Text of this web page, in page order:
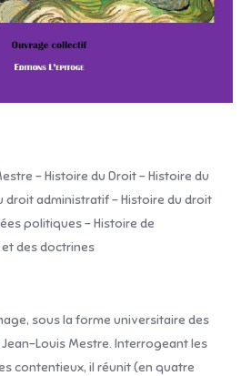
– Histoire du Droit – Histoire du
droit administratif – Histoire du droit
politiques – Histoire de
des doctrines
sous la forme universitaire des
Louis Mestre. Interrogeant les
contentieux, il réunit (en quatre